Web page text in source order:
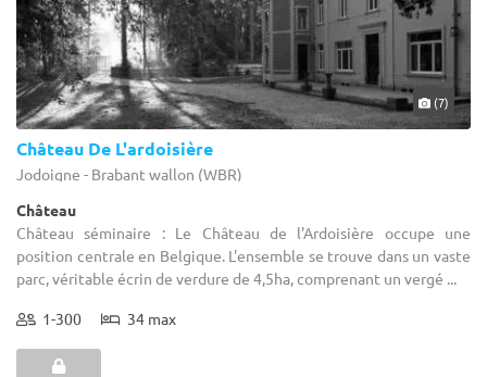
(7)
Château De L'ardoisière
Jodoigne - Brabant wallon (WBR)
Château
Château séminaire : Le Château de l'Ardoisière occupe une
position centrale en Belgique. L'ensemble se trouve dans un vaste
parc, véritable écrin de verdure de 4,5ha, comprenant un vergé ...
1-300 34 max